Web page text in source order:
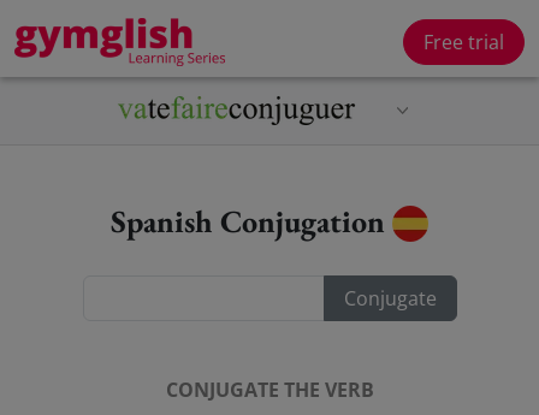
Free trial
Spanish Conjugation
CONJUGATE THE VERB